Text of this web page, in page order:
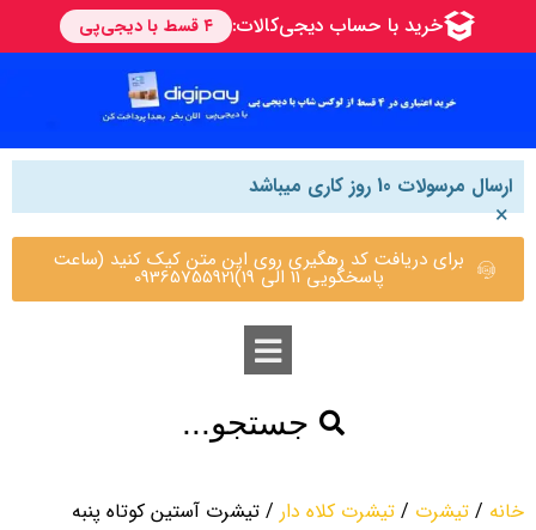
ارسال مرسولات 10 روز کاری میباشد
×
برای دریافت کد رهگیری روی این متن کیک کنید (ساعت
پاسخگویی 11 الی 19)09365755921
جستجو...
خانه / تیشرت / تیشرت کلاه دار / تیشرت آستین کوتاه پنبه